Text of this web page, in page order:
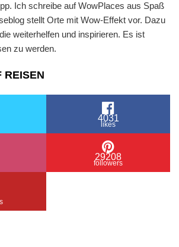
Ich schreibe auf WowPlaces aus Spaß
stellt Orte mit Wow-Effekt vor. Dazu
weiterhelfen und inspirieren. Es ist
zu werden.
REISEN
4031
likes
29208
followers